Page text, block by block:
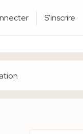
S'inscrire